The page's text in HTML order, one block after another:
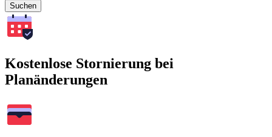
Suchen
Kostenlose Stornierung bei
Planänderungen